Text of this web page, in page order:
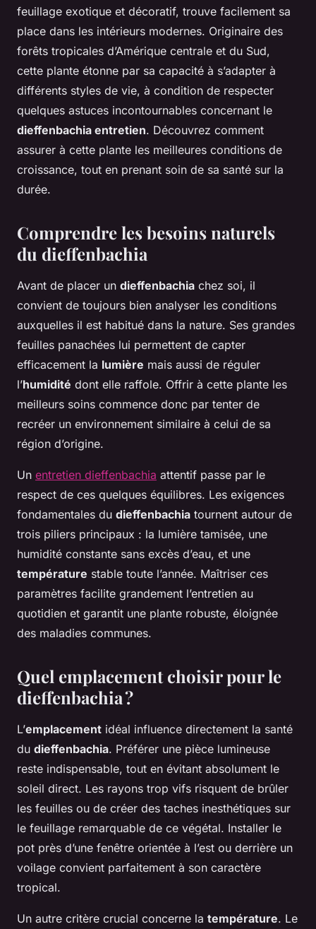
feuillage exotique et décoratif, trouve facilement sa
place dans les intérieurs modernes. Originaire des
forêts tropicales d’Amérique centrale et du Sud,
cette plante étonne par sa capacité à s’adapter à
différents styles de vie, à condition de respecter
quelques astuces incontournables concernant le
dieffenbachia entretien. Découvrez comment
assurer à cette plante les meilleures conditions de
croissance, tout en prenant soin de sa santé sur la
durée.
Comprendre les besoins naturels
du dieffenbachia
Avant de placer un dieffenbachia chez soi, il
convient de toujours bien analyser les conditions
auxquelles il est habitué dans la nature. Ses grandes
feuilles panachées lui permettent de capter
efficacement la lumière mais aussi de réguler
l’humidité dont elle raffole. Offrir à cette plante les
meilleurs soins commence donc par tenter de
recréer un environnement similaire à celui de sa
région d’origine.
Un entretien dieffenbachia attentif passe par le
respect de ces quelques équilibres. Les exigences
fondamentales du dieffenbachia tournent autour de
trois piliers principaux : la lumière tamisée, une
humidité constante sans excès d’eau, et une
température stable toute l’année. Maîtriser ces
paramètres facilite grandement l’entretien au
quotidien et garantit une plante robuste, éloignée
des maladies communes.
Quel emplacement choisir pour le
dieffenbachia ?
L’emplacement idéal influence directement la santé
du dieffenbachia. Préférer une pièce lumineuse
reste indispensable, tout en évitant absolument le
soleil direct. Les rayons trop vifs risquent de brûler
les feuilles ou de créer des taches inesthétiques sur
le feuillage remarquable de ce végétal. Installer le
pot près d’une fenêtre orientée à l’est ou derrière un
voilage convient parfaitement à son caractère
tropical.
Un autre critère crucial concerne la température. Le